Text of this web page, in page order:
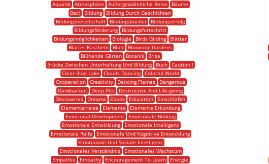
Aquatik Atmosphäre Außergewöhnliche Reise
Bäume
Bett
Bildung
Bildung Durch Geschichten
Bildungsbereitschaft
Bildungsbücher
Bildungserfolg
Bildungsförderung
Bildungsfortschritt
Bildungsmöglichkeiten
Biologie Birds Gliding
Blätter
Blätter Rascheln
Blick
Blooming Gardens
Blühende Gärten
Botanik
Brise
Brücke Zwischen Unterhaltung Und Bildung
Buch Caution !
Clear Blue Lake
Clouds Dancing
Colorful World
Cooperation
Creativity Dancing Flames
Dangerous
Dankbarkeit
Deep Pits
Destructive And Life-giving
Discoveries
Dreams Ebook Education
Einschlafen
Elementarreise
Elemente
Elemente Erkundung
Emotional Development
Emotionale Bildung
Emotionale Entwicklung
Emotionale Intelligenz
Emotionale Reife
Emotionale Und Kognitive Entwicklung
Emotionale Und Soziale Intelligenz
Emotionales Verständnis
Emotionales Wachstum
Empathie
Empathy Encouragement To Learn
Energie